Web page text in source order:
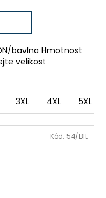
bavlna Hmotnost
velikost
3XL 4XL 5XL
Kód: 54/BIL